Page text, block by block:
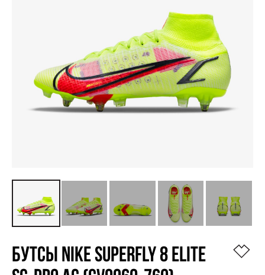
БУТСЫ NIKE SUPERFLY 8 ELITE